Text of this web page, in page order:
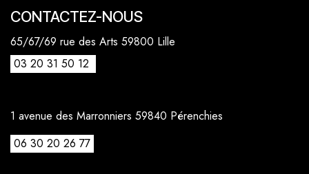
CONTACTEZ-NOUS
65/67/69 rue des Arts 59800 Lille
03 20 31 50 12
1 avenue des Marronniers 59840 Pérenchies
06 30 20 26 77